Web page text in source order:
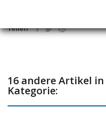
Teilen
16 andere Artikel
Kategorie: